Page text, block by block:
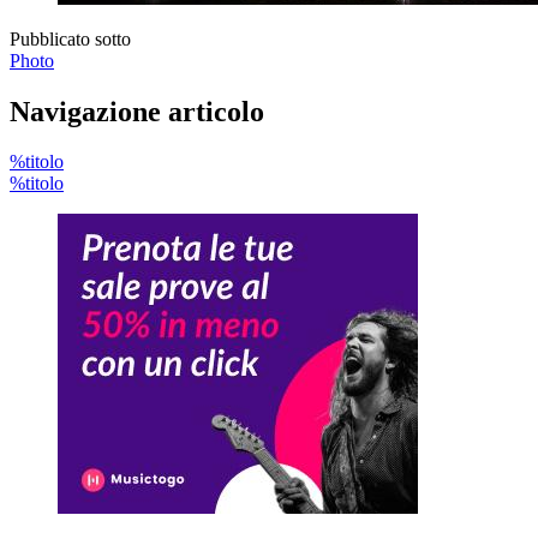
Pubblicato sotto
Photo
Navigazione articolo
%titolo
%titolo